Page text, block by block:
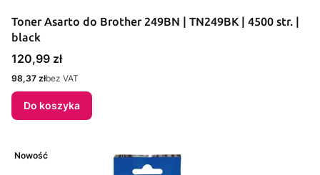
Toner Asarto do Brother 249BN | TN249BK | 4500 str. |
black
Cena
120,99 zł
Cena
98,37 złbez VAT
Do koszyka
Nowość